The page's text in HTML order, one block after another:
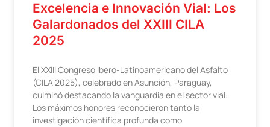
Excelencia e Innovación Vial: Los
Galardonados del XXIII CILA
2025
El XXIII Congreso Ibero-Latinoamericano del Asfalto
(CILA 2025), celebrado en Asunción, Paraguay,
culminó destacando la vanguardia en el sector vial.
Los máximos honores reconocieron tanto la
investigación científica profunda como